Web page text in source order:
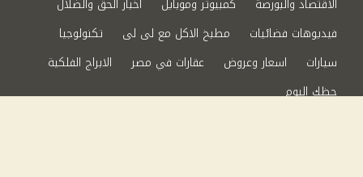
فيديوهات فضائيات
مطبخ الاكل مع لى لى
تكنولوجيا
سيارات
اسعار وعروض عقارات في مصر
الابراج الفلكية
حظك اليوم